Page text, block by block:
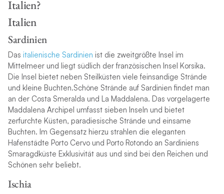
Italien?
Italien
Sardinien
Das italienische Sardinien ist die zweitgrößte Insel im
Mittelmeer und liegt südlich der französischen Insel Korsika.
Die Insel bietet neben Steilküsten viele feinsandige Strände
und kleine Buchten.Schöne Strände auf Sardinien findet man
an der Costa Smeralda und La Maddalena. Das vorgelagerte
Maddalena Archipel umfasst sieben Inseln und bietet
zerfurchte Küsten, paradiesische Strände und einsame
Buchten. Im Gegensatz hierzu strahlen die eleganten
Hafenstädte Porto Cervo und Porto Rotondo an Sardiniens
Smaragdküste Exklusivität aus und sind bei den Reichen und
Schönen sehr beliebt.
Ischia